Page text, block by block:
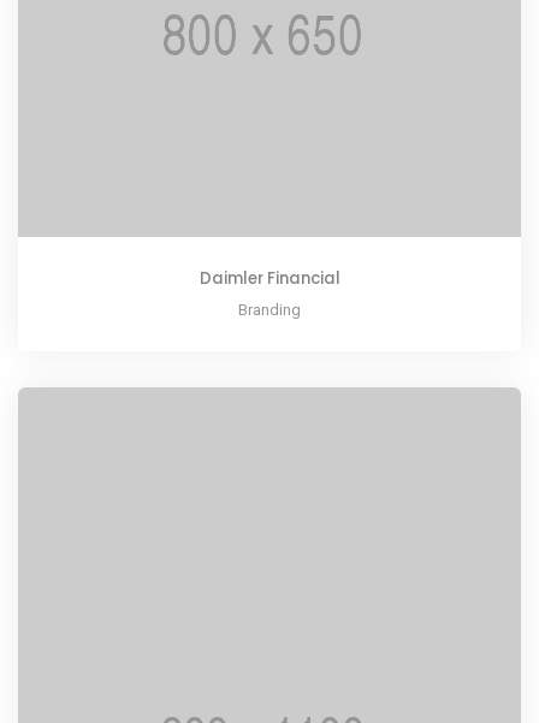
Daimler Financial
Branding